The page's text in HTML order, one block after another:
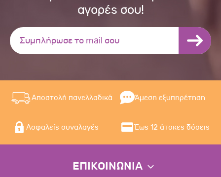
αγορές σου!
Αποστολή πανελλαδικά Άμεση εξυπηρέτηση
Ασφαλείς συναλαγές Έως 12 άτοκες δόσεις
ΕΠΙΚΟΙΝΩΝΙΑ